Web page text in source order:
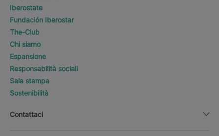
Iberostate
Fundación Iberostar
The-Club
Chi siamo
Espansione
Responsabilità sociali
Sala stampa
Sostenibilità
Contattaci